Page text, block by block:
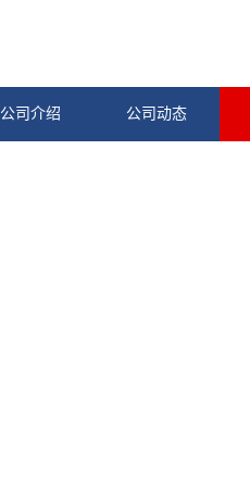
公司介绍 公司动态